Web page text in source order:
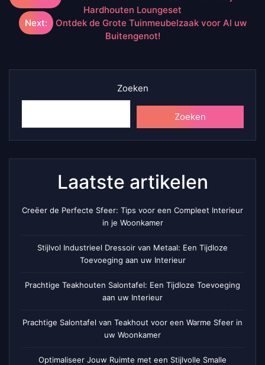
Hardhouten Loungeset
Next:
Ontdek de Grote Tuinmeubelzaak voor Al uw
Buitengenot!
Zoeken
Zoeken
Laatste artikelen
Creëer de Perfecte Sfeer: Tips voor een Compleet Interieur
in je Woonkamer
Stijlvol Industrieel Dressoir van Metaal: Een Tijdloze
Toevoeging aan uw Interieur
Prachtige Teakhouten Salontafel: Een Tijdloze Toevoeging
aan uw Interieur
Prachtige Salontafel van Teakhout voor een Warme Sfeer in
uw Woonkamer
Optimaliseer Jouw Ruimte met een Stijlvolle Smalle